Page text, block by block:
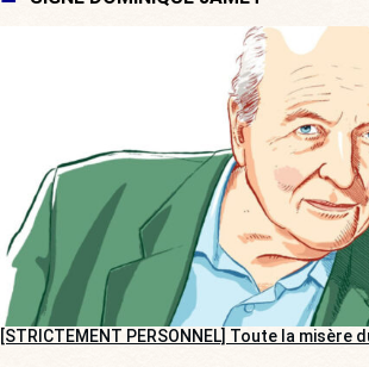
[STRICTEMENT PERSONNEL] Toute la misère